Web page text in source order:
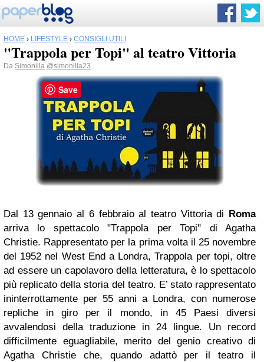
HOME › LIFESTYLE › CONSIGLI UTILI
"Trappola per Topi" al teatro Vittoria
Da Simonilla @simonilla23
Dal 13 gennaio al 6 febbraio al teatro Vittoria di Roma
arriva lo spettacolo "Trappola per Topi" di Agatha
Christie. Rappresentato per la prima volta il 25 novembre
del 1952 nel West End a Londra, Trappola per topi, oltre
ad essere un capolavoro della letteratura, è lo spettacolo
più replicato della storia del teatro. E’ stato rappresentato
ininterrottamente per 55 anni a Londra, con numerose
repliche in giro per il mondo, in 45 Paesi diversi
avvalendosi della traduzione in 24 lingue. Un record
difficilmente eguagliabile, merito del genio creativo di
Agatha Christie che, quando adattò per il teatro il
Save